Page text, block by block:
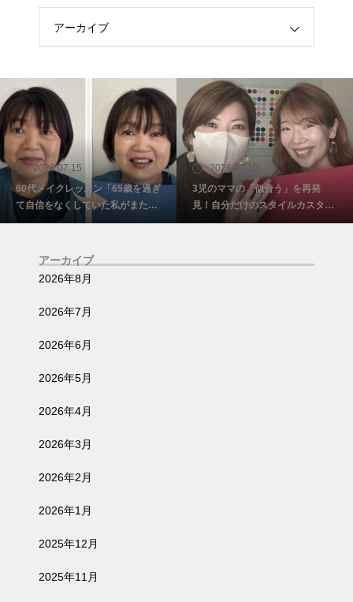
アーカイブ
2026.07.10
3児のママの「似合う」を再発
見！自分だけのスタイルカスタマ
イズ@埼玉・ふじみ野
2026.07.02
2026年8月のご予約受付スタート
致しました✨
アーカイブ
2026年8月
2026年7月
2026年6月
2026年5月
2026年4月
2026年3月
2026年2月
2026年1月
2025年12月
2025年11月